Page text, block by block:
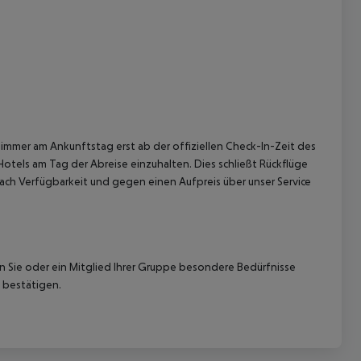
am Ankunftstag erst ab der offiziellen Check-In-Zeit des
am Tag der Abreise einzuhalten. Dies schließt Rückflüge
Verfügbarkeit und gegen einen Aufpreis über unser Service
oder ein Mitglied Ihrer Gruppe besondere Bedürfnisse
bestätigen.